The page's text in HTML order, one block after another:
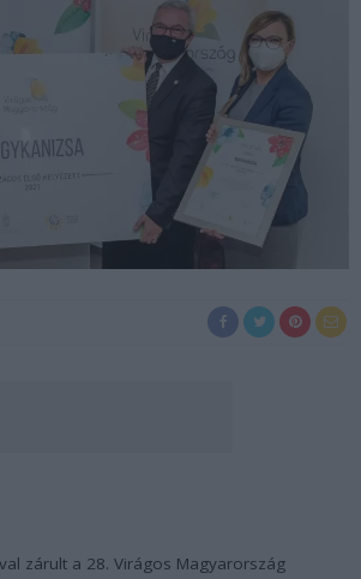
zárult a 28. Virágos Magyarország